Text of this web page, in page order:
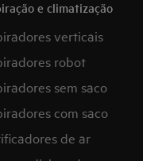
e climatização
verticais
robot
sem saco
com saco
de ar